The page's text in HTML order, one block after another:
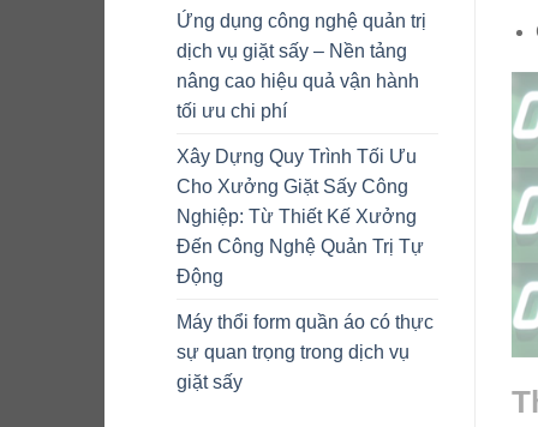
Ứng dụng công nghệ quản trị
dịch vụ giặt sấy – Nền tảng
nâng cao hiệu quả vận hành
tối ưu chi phí
Xây Dựng Quy Trình Tối Ưu
Cho Xưởng Giặt Sấy Công
Nghiệp: Từ Thiết Kế Xưởng
Đến Công Nghệ Quản Trị Tự
Động
Máy thổi form quần áo có thực
sự quan trọng trong dịch vụ
giặt sấy